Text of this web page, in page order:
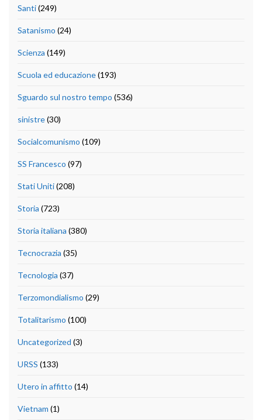
Santi(249)
Satanismo (24)
Scienza (149)
Scuola ed educazione(193)
Sguardo sul nostro tempo (536)
sinistre(30)
Socialcomunismo (109)
SS Francesco (97)
Stati Uniti(208)
Storia (723)
Storia italiana (380)
Tecnocrazia (35)
Tecnologia (37)
Terzomondialismo (29)
Totalitarismo (100)
Uncategorized (3)
URSS (133)
Utero in affitto (14)
Vietnam (1)